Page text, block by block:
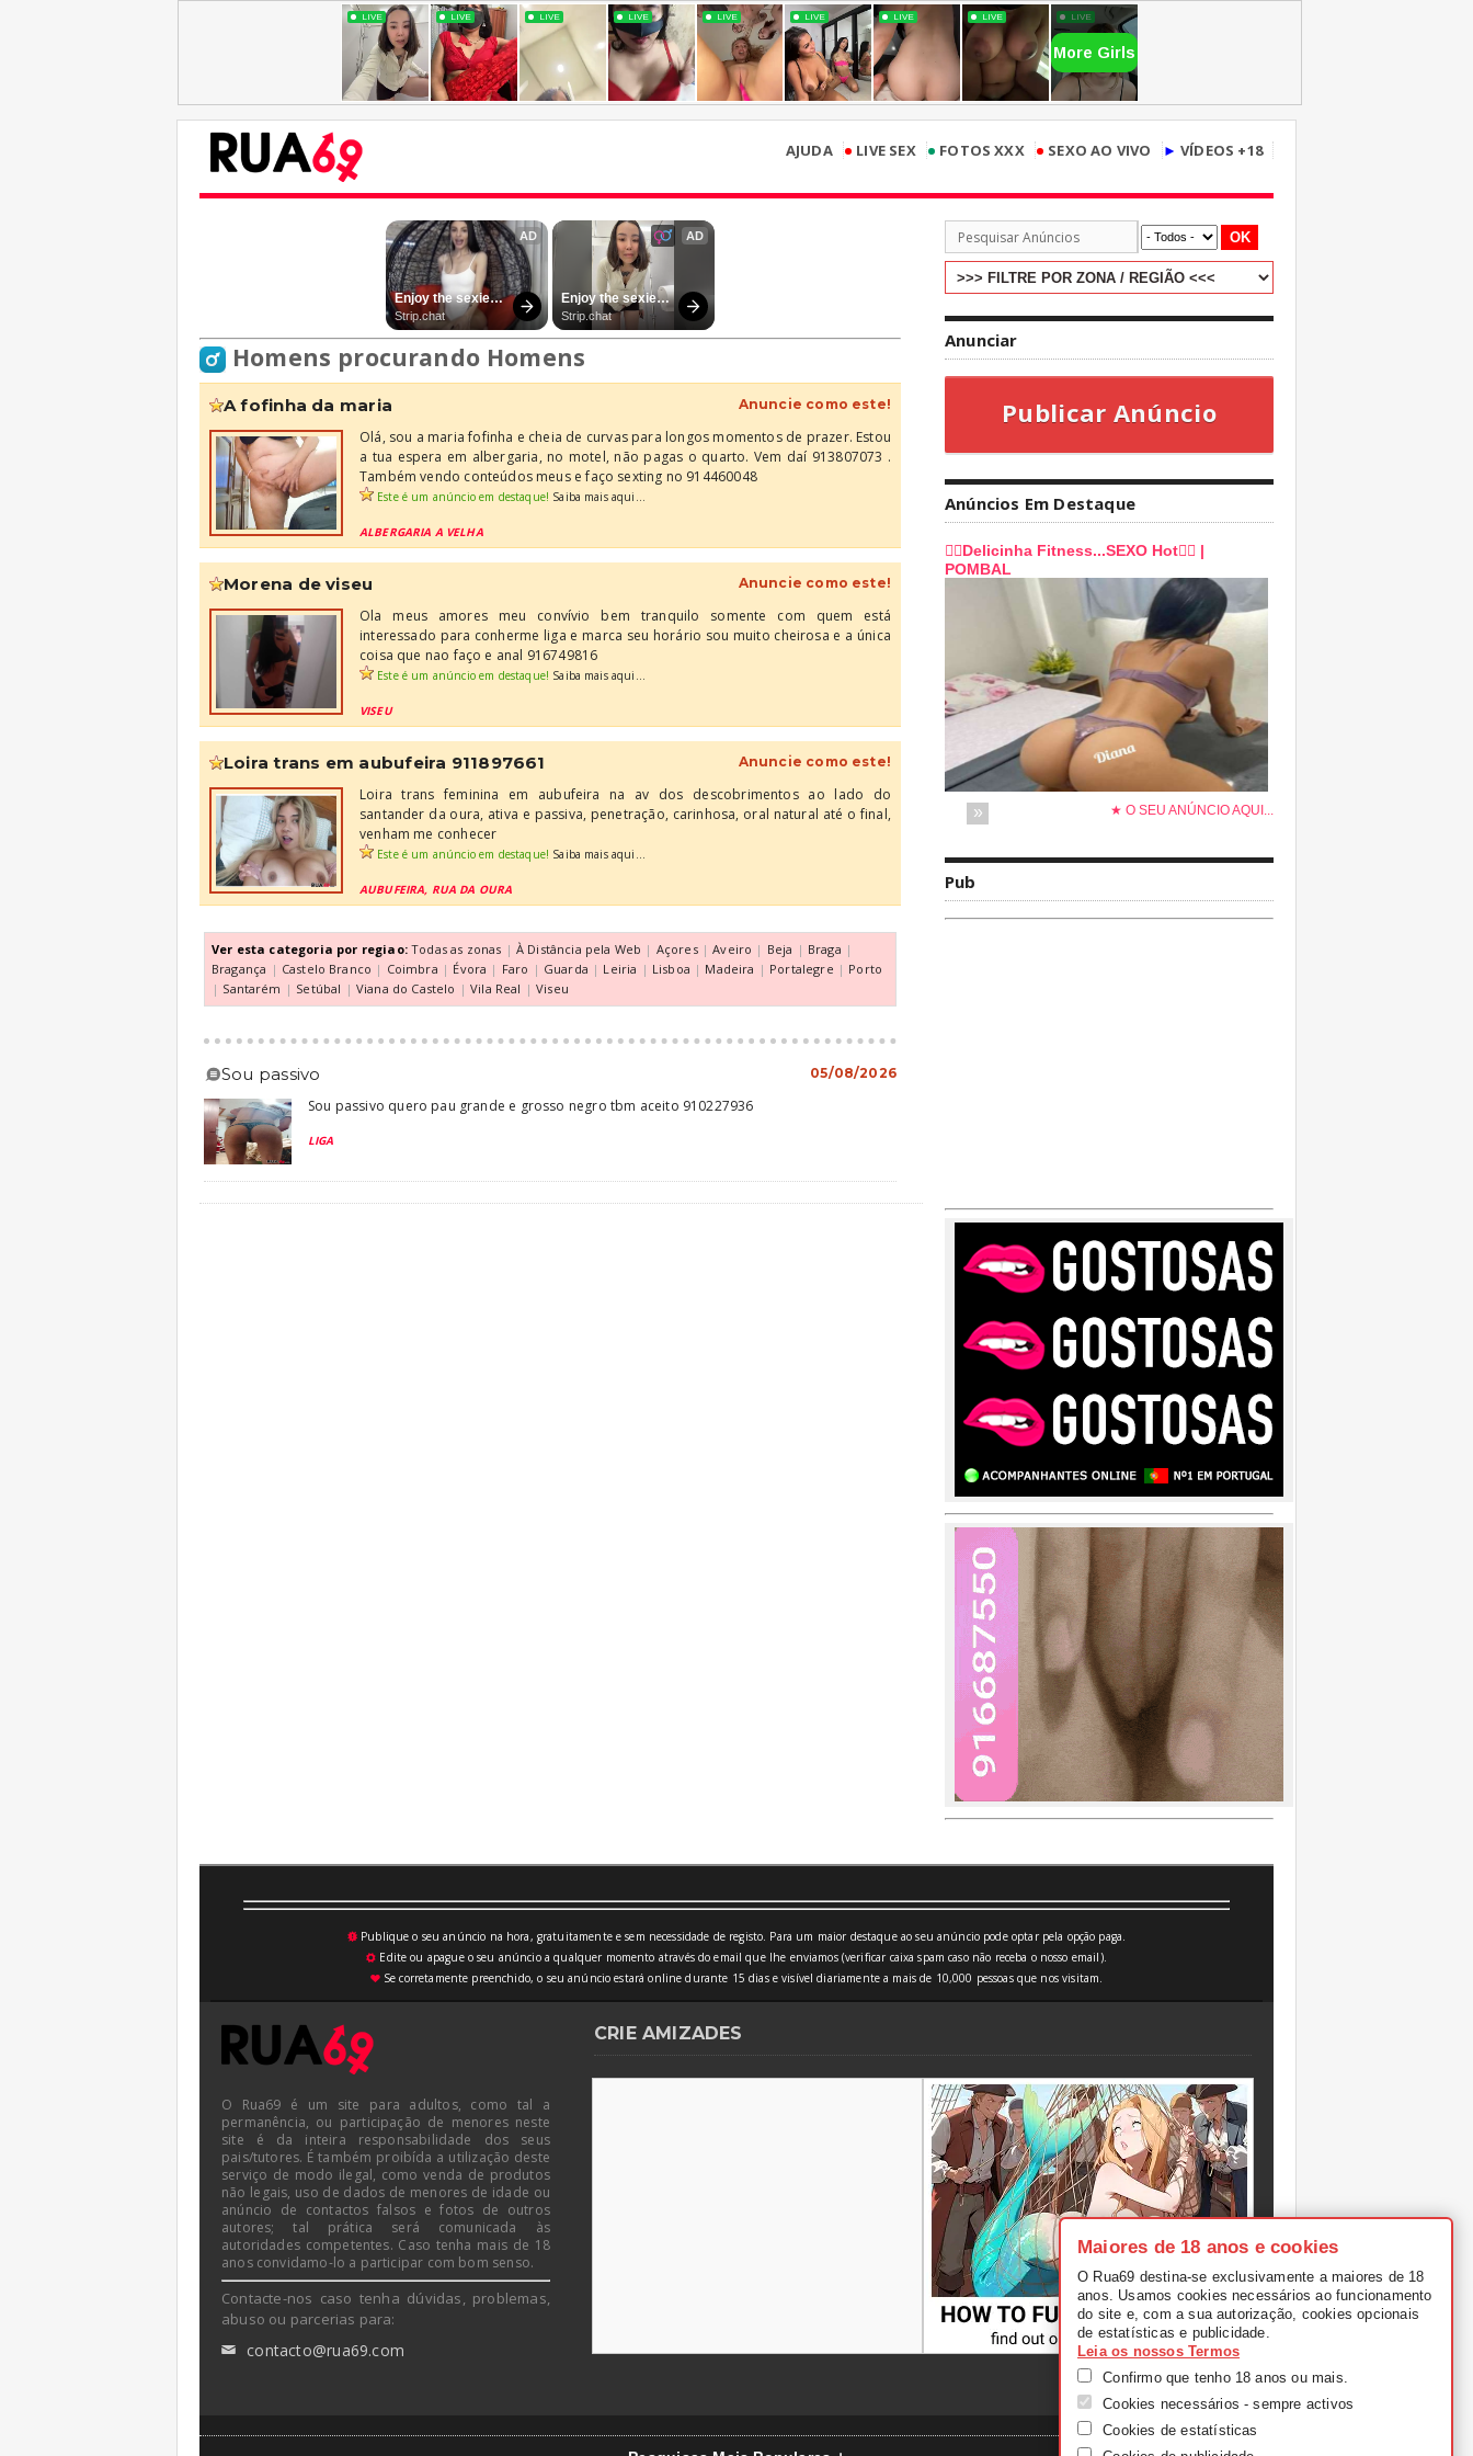
AJUDA • LIVE SEX • FOTOS XXX • SEXO AO VIVO ► VÍDEOS +18
Homens procurando Homens
a fofinha da maria Anuncie como este!
Olá, sou a maria fofinha e cheia de curvas para longos momentos de prazer. Estou
a tua espera em albergaria, no motel, não pagas o quarto. Vem daí 913807073 .
Também vendo conteúdos meus e faço sexting no 914460048
Este é um anúncio em destaque! Saiba mais aqui...
ALBERGARIA A VELHA
morena de viseu Anuncie como este!
Ola meus amores meu convívio bem tranquilo somente com quem está
interessado para conherme liga e marca seu horário sou muito cheirosa e a única
coisa que nao faço e anal 916749816
Este é um anúncio em destaque! Saiba mais aqui...
VISEU
loira trans em aubufeira 911897661 Anuncie como este!
Loira trans feminina em aubufeira na av dos descobrimentos ao lado do
santander da oura, ativa e passiva, penetração, carinhosa, oral natural até o final,
venham me conhecer
Este é um anúncio em destaque! Saiba mais aqui...
AUBUFEIRA, RUA DA OURA
Ver esta categoria por regiao: Todas as zonas | À Distância pela Web | Açores | Aveiro | Beja | Braga |
Bragança | Castelo Branco | Coimbra | Évora | Faro | Guarda | Leiria | Lisboa | Madeira | Portalegre | Porto
| Santarém | Setúbal | Viana do Castelo | Vila Real | Viseu
sou passivo 05/08/2026
Sou passivo quero pau grande e grosso negro tbm aceito 910227936
LIGA
OK
Anunciar
Publicar Anúncio
Anúncios Em Destaque
Pub
💥Publique o seu anúncio na hora, gratuitamente e sem necessidade de registo. Para um maior destaque ao seu anúncio pode optar pela opção paga.
⚙ Edite ou apague o seu anúncio a qualquer momento através do email que lhe enviamos (verificar caixa spam caso não receba o nosso email).
♥Se corretamente preenchido, o seu anúncio estará online durante 15 dias e visível diariamente a mais de 10,000 pessoas que nos visitam.
O Rua69 é um site para adultos, como tal a
permanência, ou participação de menores neste
site é da inteira responsabilidade dos seus
pais/tutores. É também proibída a utilização deste
serviço de modo ilegal, como venda de produtos
não legais, uso de dados de menores de idade ou
anúncio de contactos falsos e fotos de outros
autores; tal prática será comunicada às
autoridades competentes. Caso tenha mais de 18
anos convidamo-lo a participar com bom senso.
Contacte-nos caso tenha dúvidas, problemas,
abuso ou parcerias para:
✉ contacto@rua69.com
CRIE AMIZADES
Maiores de 18 anos e cookies
O Rua69 destina-se exclusivamente a maiores de 18
anos. Usamos cookies necessários ao funcionamento
do site e, com a sua autorização, cookies opcionais
de estatísticas e publicidade.
Leia os nossos Termos
Confirmo que tenho 18 anos ou mais.
Cookies necessários - sempre activos
Cookies de estatísticas